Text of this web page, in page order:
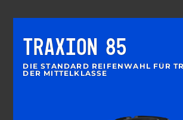
TRAXION 85
DIE STANDARD REIFENWAHL FÜR
DER MITTELKLASSE